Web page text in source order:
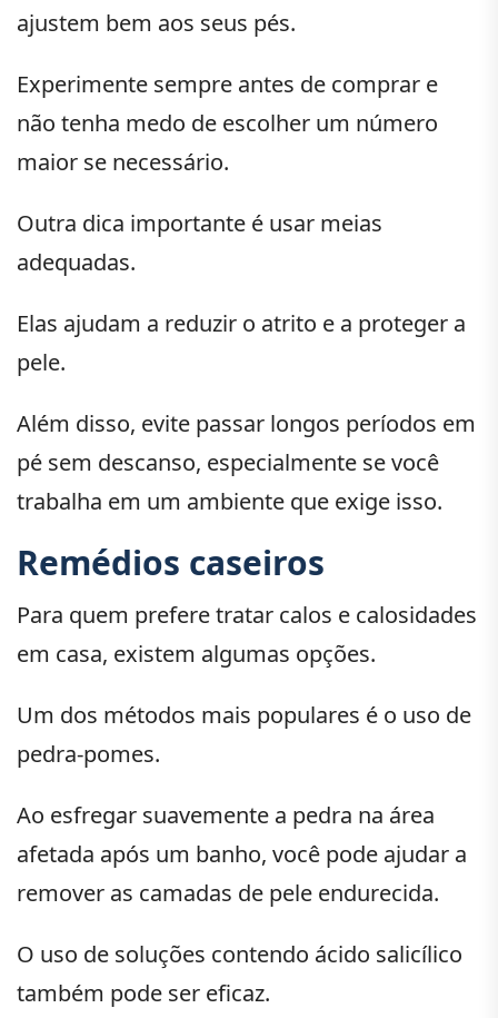
ajustem bem aos seus pés.
Experimente sempre antes de comprar e
não tenha medo de escolher um número
maior se necessário.
Outra dica importante é usar meias
adequadas.
Elas ajudam a reduzir o atrito e a proteger a
pele.
Além disso, evite passar longos períodos em
pé sem descanso, especialmente se você
trabalha em um ambiente que exige isso.
Remédios caseiros
Para quem prefere tratar calos e calosidades
em casa, existem algumas opções.
Um dos métodos mais populares é o uso de
pedra-pomes.
Ao esfregar suavemente a pedra na área
afetada após um banho, você pode ajudar a
remover as camadas de pele endurecida.
O uso de soluções contendo ácido salicílico
também pode ser eficaz.